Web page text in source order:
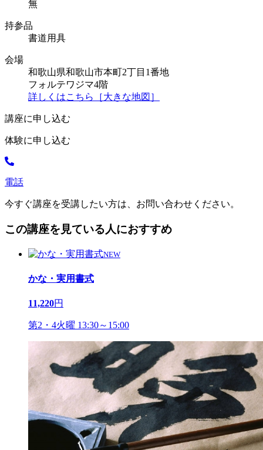
無
持参品
書道用具
会場
和歌山県和歌山市本町2丁目1番地
フォルテワジマ4階
詳しくはこちら［大きな地図］
講座に申し込む
体験に申し込む
電話
今すぐ講座を受講したい方は、お問い合わせください。
この講座を見ている人におすすめ
NEW
かな・実用書式
11,220円
第2・4火曜 13:30～15:00